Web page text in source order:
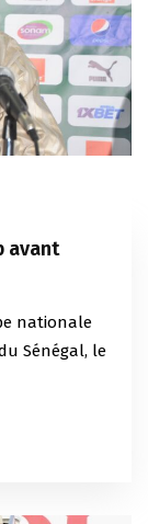
avant
nationale
Sénégal, le